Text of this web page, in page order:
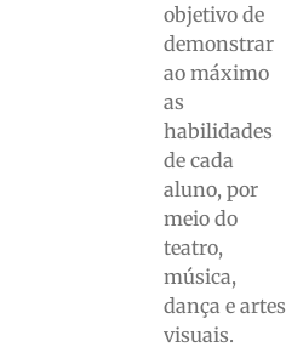
objetivo de
demonstrar
ao máximo
as
habilidades
de cada
aluno, por
meio do
teatro,
música,
dança e artes
visuais.